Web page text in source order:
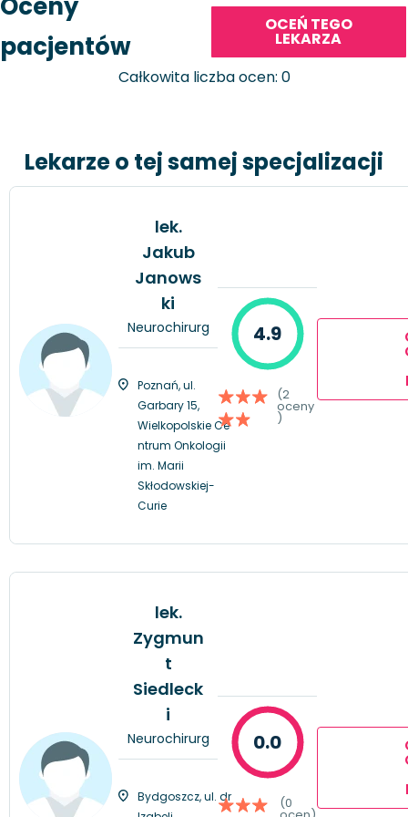
pacjentów
OCEŃ TEGO
LEKARZA
Całkowita liczba ocen: 0
Lekarze o tej samej specjalizacji
lek.
Jakub
Janows
ki
Neurochirurg
Poznań, ul.
Garbary 15,
Wielkopolskie Ce
ntrum Onkologii
im. Marii
Skłodowskiej-
Curie
4.9
(2
oceny
)
lek.
Zygmun
t
Siedleck
i
Neurochirurg
Bydgoszcz, ul. dr
0.0
(0